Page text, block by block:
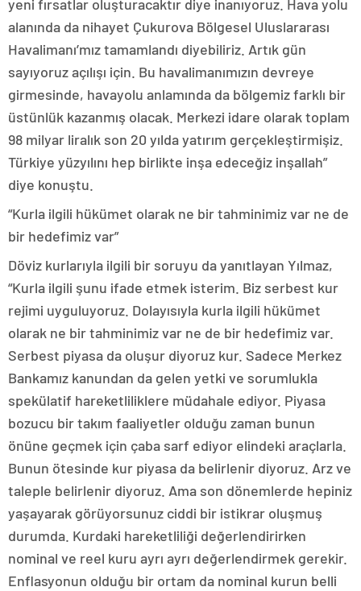
yeni fırsatlar oluşturacaktır diye inanıyoruz. Hava yolu
alanında da nihayet Çukurova Bölgesel Uluslararası
Havalimanı’mız tamamlandı diyebiliriz. Artık gün
sayıyoruz açılışı için. Bu havalimanımızın devreye
girmesinde, havayolu anlamında da bölgemiz farklı bir
üstünlük kazanmış olacak. Merkezi idare olarak toplam
98 milyar liralık son 20 yılda yatırım gerçekleştirmişiz.
Türkiye yüzyılını hep birlikte inşa edeceğiz inşallah”
diye konuştu.
“Kurla ilgili hükümet olarak ne bir tahminimiz var ne de
bir hedefimiz var”
Döviz kurlarıyla ilgili bir soruyu da yanıtlayan Yılmaz,
“Kurla ilgili şunu ifade etmek isterim. Biz serbest kur
rejimi uyguluyoruz. Dolayısıyla kurla ilgili hükümet
olarak ne bir tahminimiz var ne de bir hedefimiz var.
Serbest piyasa da oluşur diyoruz kur. Sadece Merkez
Bankamız kanundan da gelen yetki ve sorumlukla
spekülatif hareketliliklere müdahale ediyor. Piyasa
bozucu bir takım faaliyetler olduğu zaman bunun
önüne geçmek için çaba sarf ediyor elindeki araçlarla.
Bunun ötesinde kur piyasa da belirlenir diyoruz. Arz ve
taleple belirlenir diyoruz. Ama son dönemlerde hepiniz
yaşayarak görüyorsunuz ciddi bir istikrar oluşmuş
durumda. Kurdaki hareketliliği değerlendirirken
nominal ve reel kuru ayrı ayrı değerlendirmek gerekir.
Enflasyonun olduğu bir ortam da nominal kurun belli